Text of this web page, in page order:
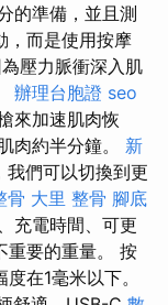
的準備，並且測
，而是使用按摩
壓力脈衝深入肌
辦理台胞證 seo
來加速肌肉恢
肉約半分鐘。 新
我們可以切換到更
骨 大里 整骨 腳底
充電時間、可更
重要的重量。 按
在1毫米以下。